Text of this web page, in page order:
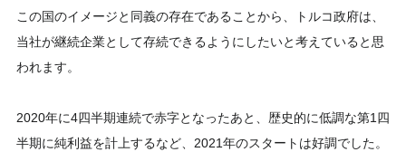
この国のイメージと同義の存在であることから、トルコ政府は、
当社が継続企業として存続できるようにしたいと考えていると思
われます。
2020年に4四半期連続で赤字となったあと、歴史的に低調な第1四
半期に純利益を計上するなど、2021年のスタートは好調でした。